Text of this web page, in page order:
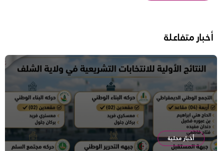
أخبار متفاعلة
أخبار محلية